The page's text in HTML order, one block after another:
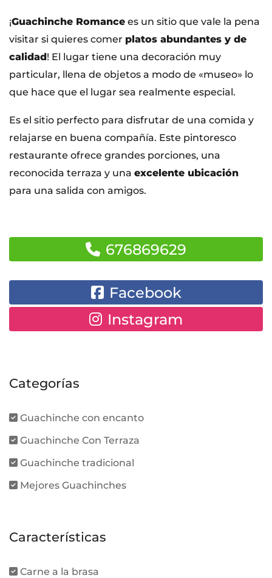
¡Guachinche Romance es un sitio que vale la pena
visitar si quieres comer platos abundantes y de
calidad! El lugar tiene una decoración muy
particular, llena de objetos a modo de «museo» lo
que hace que el lugar sea realmente especial.
Es el sitio perfecto para disfrutar de una comida y
relajarse en buena compañía. Este pintoresco
restaurante ofrece grandes porciones, una
reconocida terraza y una excelente ubicación
para una salida con amigos.
676869629
Facebook
Instagram
Categorías
Guachinche con encanto
Guachinche Con Terraza
Guachinche tradicional
Mejores Guachinches
Características
Carne a la brasa